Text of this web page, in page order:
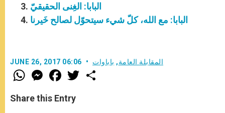
البابا: الغِنى الحقيقيّ
البابا: مع الله، كلّ شيء سيتحوّل لصالح خَيرنا
JUNE 26, 2017 06:06 المقابلة العامة, باباوات
W
h
t
s
M
e
s
e
F
a
e
b
w
Share this Entry